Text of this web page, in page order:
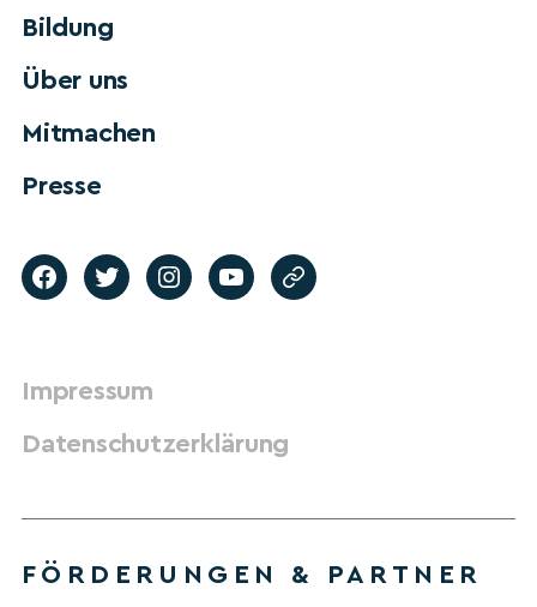
Bildung
Über uns
Mitmachen
Presse
Impressum
Datenschutzerklärung
FÖRDERUNGEN & PARTNER